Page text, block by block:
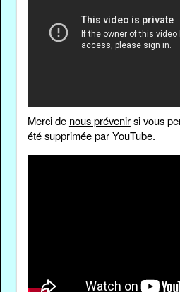
Merci de nous prévenirsi vous
été supprimée par YouTube.